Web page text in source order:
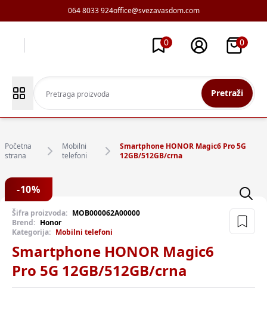
064 8033 924office@svezavasdom.com
0 0
Pretraži
Početna
strana
Mobilni
telefoni
Smartphone HONOR Magic6 Pro 5G
12GB/512GB/crna
-10%
Šifra proizvoda: MOB000062A00000
Brend: Honor
Kategorija: Mobilni telefoni
Smartphone HONOR Magic6
Pro 5G 12GB/512GB/crna